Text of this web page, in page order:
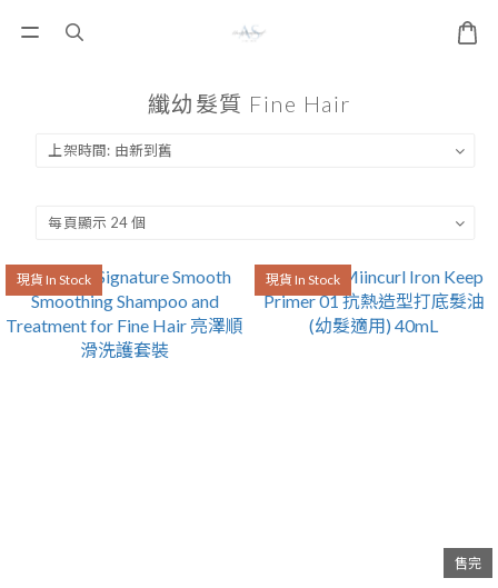
纖幼髮質 Fine Hair
現貨 In Stock 現貨 In Stock
售完